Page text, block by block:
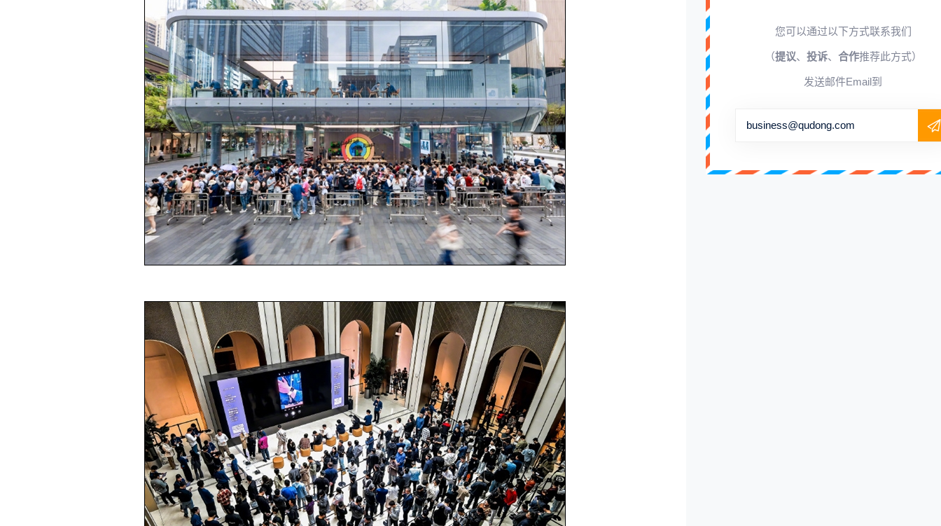
您可以通过以下方式联系我们
（提议、 投诉、 合作推荐此方式）
发送邮件Email到
business@qudong.com